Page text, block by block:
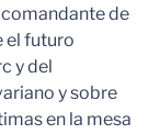
de
el futuro
y del
y sobre
en la mesa